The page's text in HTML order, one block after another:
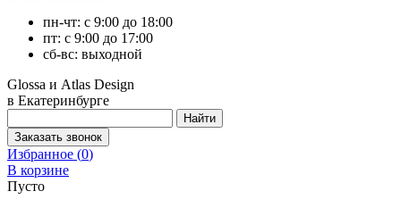
пн-чт: с 9:00 до 18:00
пт: с 9:00 до 17:00
сб-вс: выходной
Glossa и Atlas Design
в Екатеринбурге
Избранное (0)
В корзине
Пусто